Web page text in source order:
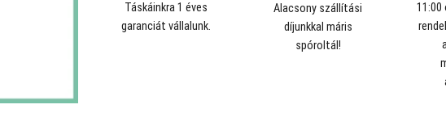
Táskáinkra 1 éves
garanciát vállalunk.
Alacsony szállítási
díjunkkal máris
spóroltál!